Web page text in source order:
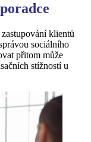
klientů
sociálního
přitom může
stížností u